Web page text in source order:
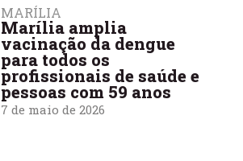
MARÍLIA
Marília amplia
vacinação da dengue
para todos os
profissionais de saúde e
pessoas com 59 anos
7 de maio de 2026